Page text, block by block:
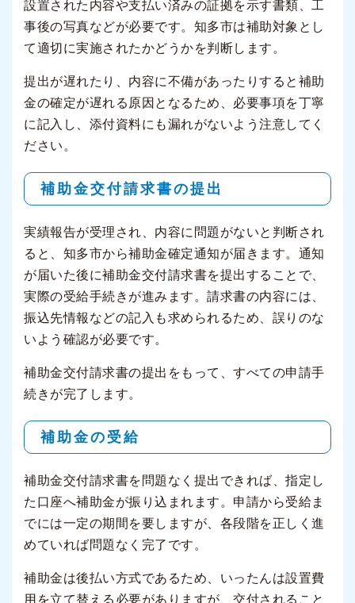
設置された内容や支払い済みの証拠を示す書類、工
事後の写真などが必要です。知多市は補助対象とし
て適切に実施されたかどうかを判断します。
提出が遅れたり、内容に不備があったりすると補助
金の確定が遅れる原因となるため、必要事項を丁寧
に記入し、添付資料にも漏れがないよう注意してく
ださい。
補助金交付請求書の提出
実績報告が受理され、内容に問題がないと判断され
ると、知多市から補助金確定通知が届きます。通知
が届いた後に補助金交付請求書を提出することで、
実際の受給手続きが進みます。請求書の内容には、
振込先情報などの記入も求められるため、誤りのな
いよう確認が必要です。
補助金交付請求書の提出をもって、すべての申請手
続きが完了します。
補助金の受給
補助金交付請求書を問題なく提出できれば、指定し
た口座へ補助金が振り込まれます。申請から受給ま
でには一定の期間を要しますが、各段階を正しく進
めていれば問題なく完了です。
補助金は後払い方式であるため、いったんは設置費
用を立て替える必要がありますが、交付されること